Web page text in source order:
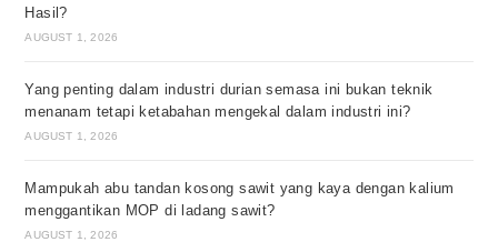
Hasil?
AUGUST 1, 2026
Yang penting dalam industri durian semasa ini bukan teknik
menanam tetapi ketabahan mengekal dalam industri ini?
AUGUST 1, 2026
Mampukah abu tandan kosong sawit yang kaya dengan kalium
menggantikan MOP di ladang sawit?
AUGUST 1, 2026